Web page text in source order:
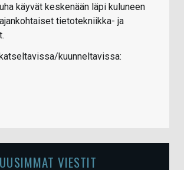
käyvät keskenään läpi kuluneen
tietotekniikka- ja
kuunneltavissa:
VIESTIT